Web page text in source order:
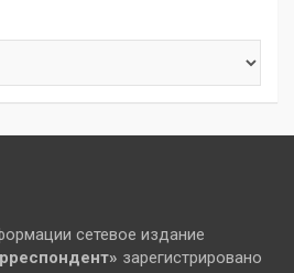
сетевое издание
зарегистрировано